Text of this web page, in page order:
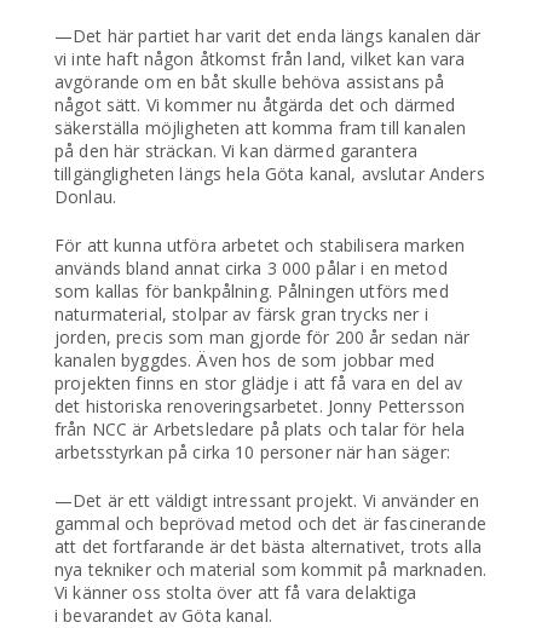
—Det här partiet har varit det enda längs kanalen där
vi inte haft någon åtkomst från land, vilket kan vara
avgörande om en båt skulle behöva assistans på
något sätt. Vi kommer nu åtgärda det och därmed
säkerställa möjligheten att komma fram till kanalen
på den här sträckan. Vi kan därmed garantera
tillgängligheten längs hela Göta kanal, avslutar Anders
Donlau.
För att kunna utföra arbetet och stabilisera marken
används bland annat cirka 3 000 pålar i en metod
som kallas för bankpålning. Pålningen utförs med
naturmaterial, stolpar av färsk gran trycks ner i
jorden, precis som man gjorde för 200 år sedan när
kanalen byggdes. Även hos de som jobbar med
projekten finns en stor glädje i att få vara en del av
det historiska renoveringsarbetet. Jonny Pettersson
från NCC är Arbetsledare på plats och talar för hela
arbetsstyrkan på cirka 10 personer när han säger:
—Det är ett väldigt intressant projekt. Vi använder en
gammal och beprövad metod och det är fascinerande
att det fortfarande är det bästa alternativet, trots alla
nya tekniker och material som kommit på marknaden.
Vi känner oss stolta över att få vara delaktiga
i bevarandet av Göta kanal.